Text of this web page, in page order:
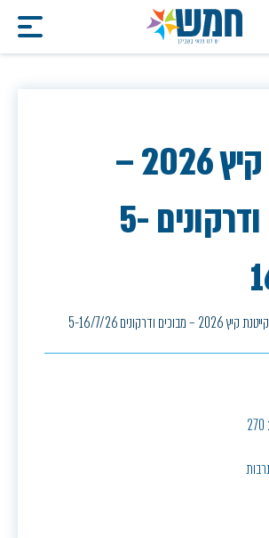
קייטנת קיץ 2026 –
מבוכים ודרקונים 5-
קייטנת קיץ 2026 – מבוכים ודרקונים 5-16/7/26